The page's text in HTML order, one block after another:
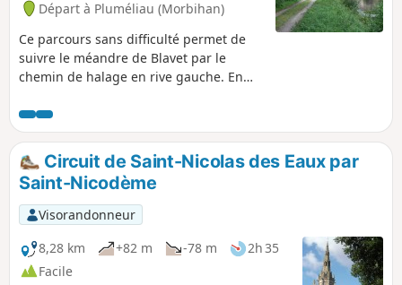
Départ à Pluméliau (Morbihan)
Ce parcours sans difficulté permet de
suivre le méandre de Blavet par le
chemin de halage en rive gauche. En
de Castennec, la chapelle-ermitage de
Saint-Gildas sur l'autre rive et passage
auprès de trois écluses.
Circuit de Saint-Nicolas des Eaux par
Saint-Nicodème
Visorandonneur
8,28 km
+82 m -78 m
2h 35
Facile